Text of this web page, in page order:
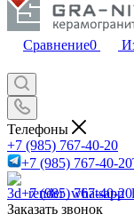
Сравнение0
Телефоны
+7 (985) 767-40-20
+7 (985) 767-40-20
+7 (985) 767-40-20
Заказать звонок